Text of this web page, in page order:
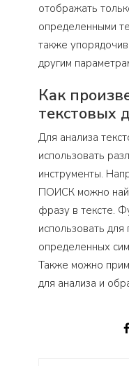
отображать
определенными
также
другим
Как
текстовых
Для анализа
использовать
инструменты.
ПОИСК можно
фразу в тексте.
использовать для
определенных
Также можно
для анализа и